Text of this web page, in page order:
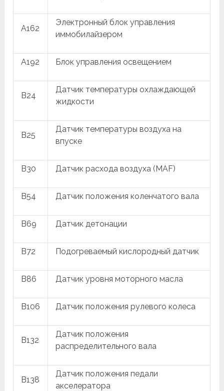
A162
Электронный блок управления
иммобилайзером
A192 Блок управления освещением
B24
Датчик температуры охлаждающей
жидкости
B25
Датчик температуры воздуха на
впуске
B30 Датчик расхода воздуха (MAF)
B54 Датчик положения коленчатого вала
B69 Датчик детонации
B72 Подогреваемый кислородный датчик
B86 Датчик уровня моторного масла
B106 Датчик положения рулевого колеса
B132
Датчик положения
распределительного вала
B138
Датчик положения педали
акселератора